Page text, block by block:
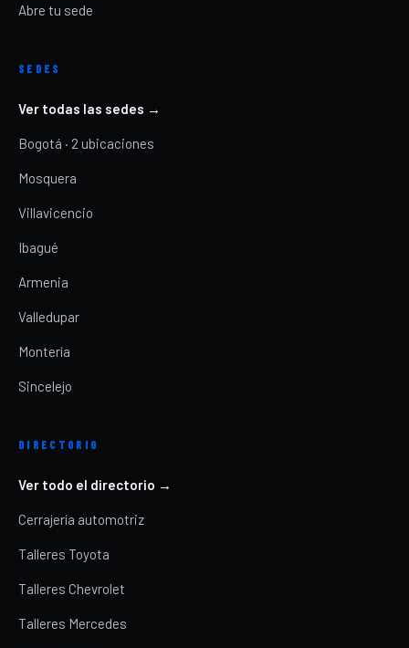
Abre tu sede
SEDES
Ver todas las sedes →
Bogotá · 2 ubicaciones
Mosquera
Villavicencio
Ibagué
Armenia
Valledupar
Montería
Sincelejo
DIRECTORIO
Ver todo el directorio →
Cerrajería automotriz
Talleres Toyota
Talleres Chevrolet
Talleres Mercedes